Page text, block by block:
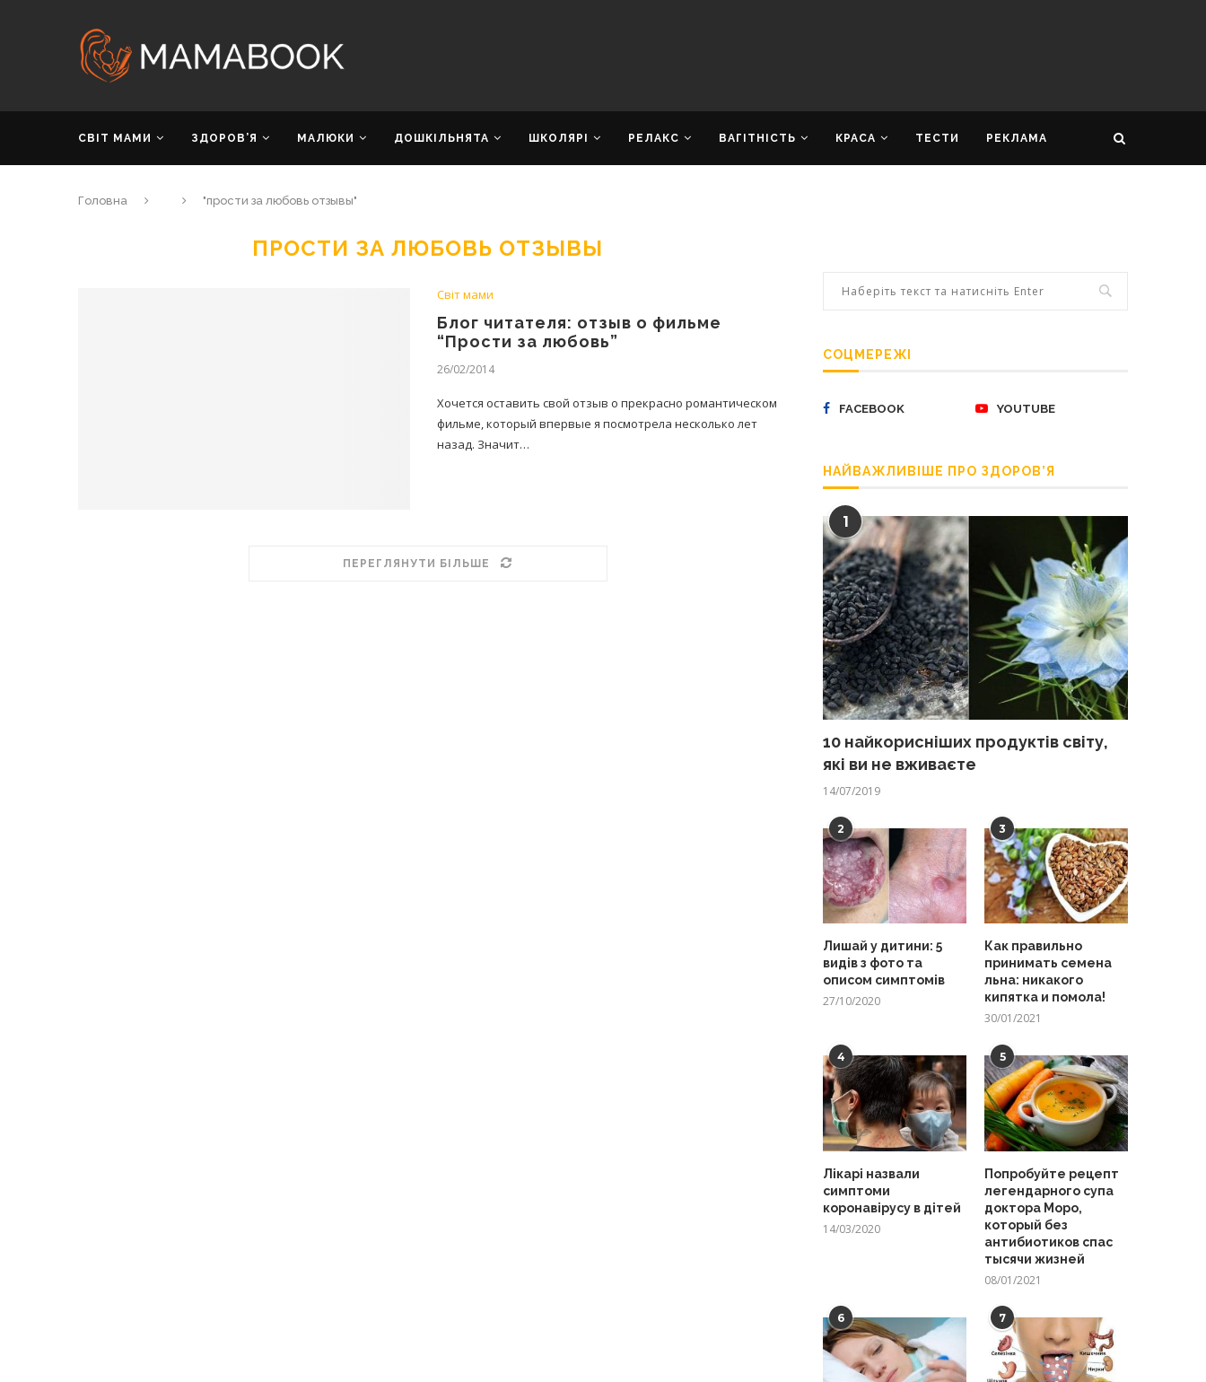
СВІТ МАМИ ЗДОРОВ’Я МАЛЮКИ ДОШКІЛЬНЯТА ШКОЛЯРІ РЕЛАКС ВАГІТНІСТЬ КРАСА ТЕСТИ РЕКЛАМА
Головна "прости за любовь отзывы"
ПРОСТИ ЗА ЛЮБОВЬ ОТЗЫВЫ
Світ мами
Блог читателя: отзыв о фильме
“Прости за любовь”
26/02/2014
Хочется оставить свой отзыв о прекрасно романтическом
фильме, который впервые я посмотрела несколько лет
назад. Значит…
ПЕРЕГЛЯНУТИ БІЛЬШЕ
СОЦМЕРЕЖІ
FACEBOOK YOUTUBE
НАЙВАЖЛИВІШЕ ПРО ЗДОРОВ’Я
1
10 найкорисніших продуктів світу,
які ви не вживаєте
14/07/2019
2
Лишай у дитини: 5
видів з фото та
описом симптомів
27/10/2020
3
Как правильно
принимать семена
льна: никакого
кипятка и помола!
30/01/2021
4
Лікарі назвали
симптоми
коронавірусу в дітей
14/03/2020
5
Попробуйте рецепт
легендарного супа
доктора Моро,
который без
антибиотиков спас
тысячи жизней
08/01/2021
6 7